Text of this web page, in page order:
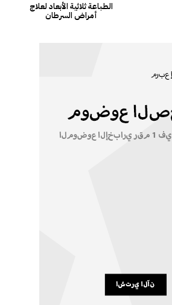
الطباعة ثلاثية الأبعاد لعلاج
أمراض السرطان